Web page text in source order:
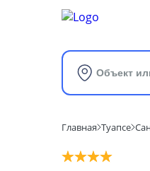
Объект
Главная Туапсе